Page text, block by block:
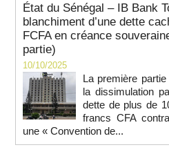
État du Sénégal – IB Bank
blanchiment d’une dette
FCFA en créance
partie)
10/10/2025
La première
la dissimulation
dette de plus de
francs CFA
une « Convention de...